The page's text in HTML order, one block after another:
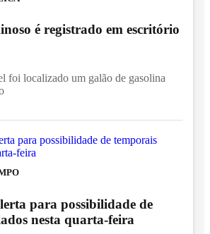
é registrado em escritório
foi localizado um galão de gasolina
para possibilidade de
nesta quarta-feira